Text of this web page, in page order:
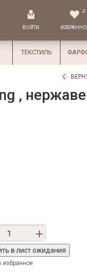
ВОЙТИ
0
ТЕКСТИЛЬ
,
избранное